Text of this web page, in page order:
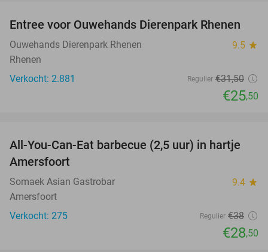
19%
Entree voor Ouwehands Dierenpark Rhenen
Ouwehands Dierenpark Rhenen 9.5 star
Rhenen
Verkocht: 2.881
Regulier €31,50
€25,50
25%
All-You-Can-Eat barbecue (2,5 uur) in hartje
Amersfoort
Somaek Asian Gastrobar 9.4 star
Amersfoort
Verkocht: 275
Regulier €38
€28,50